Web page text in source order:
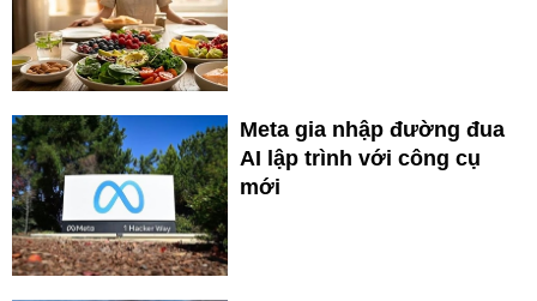
Meta gia nhập đường đua
AI lập trình với công cụ
mới